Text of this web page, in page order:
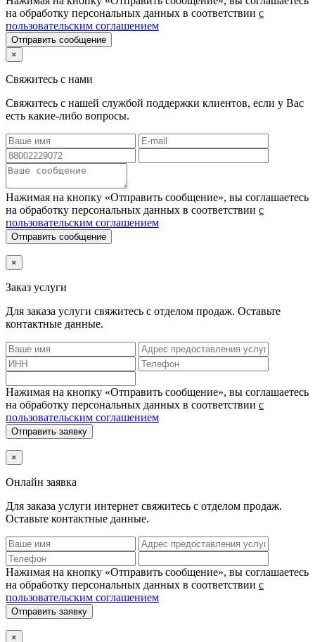
на обработку персональных данных в соответствии с
пользовательским соглашением
Отправить сообщение
×
Свяжитесь с нами
Свяжитесь с нашей службой поддержки клиентов, если у Вас
есть какие-либо вопросы.
Нажимая на кнопку «Отправить сообщение», вы соглашаетесь
на обработку персональных данных в соответствии с
пользовательским соглашением
Отправить сообщение
×
Заказ услуги
Для заказа услуги свяжитесь с отделом продаж. Оставьте
контактные данные.
Нажимая на кнопку «Отправить сообщение», вы соглашаетесь
на обработку персональных данных в соответствии с
пользовательским соглашением
Отправить заявку
×
Онлайн заявка
Для заказа услуги интернет свяжитесь с отделом продаж.
Оставьте контактные данные.
Нажимая на кнопку «Отправить сообщение», вы соглашаетесь
на обработку персональных данных в соответствии с
пользовательским соглашением
Отправить заявку
×